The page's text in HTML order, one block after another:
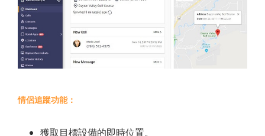
情侶追蹤功能：
獲取目標設備的即時位置。